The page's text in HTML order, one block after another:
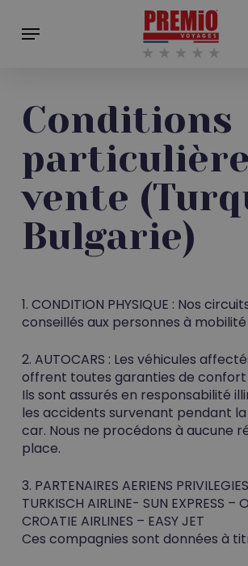
main
Menu
Conditions
vente
Bulgarie)
1. CONDITION PHYSIQUE : Nos
conseillés aux personnes à
2. AUTOCARS : Les véhicules
offrent toutes garanties de confort
Ils sont assurés en responsabilité
les accidents survenant pendant
car. Nous ne procédons à aucune
place.
3. PARTENAIRES AERIENS
TURKISCH AIRLINE- SUN EXPRESS –
CROATIE AIRLINES – EASY JET
Ces compagnies sont données à